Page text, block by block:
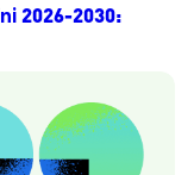
2026-2030: